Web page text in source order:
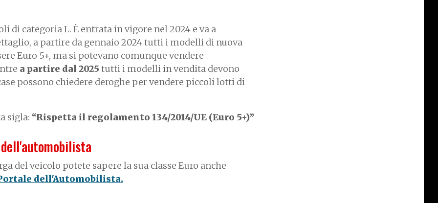
di categoria L. È entrata in vigore nel 2024 e va a
a partire da gennaio 2024 tutti i modelli di nuova
Euro 5+, ma si potevano comunque vendere
a partire dal 2025 tutti i modelli in vendita devono
possono chiedere deroghe per vendere piccoli lotti di
sigla: “Rispetta il regolamento 134/2014/UE (Euro 5+)”
del veicolo potete sapere la sua classe Euro anche
dell'Automobilista.